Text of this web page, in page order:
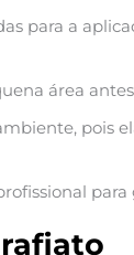
para a
área
pois